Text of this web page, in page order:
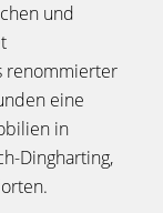
und
renommierter
eine
in
Dingharting,